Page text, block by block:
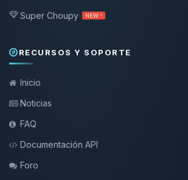
Super Choupy NEW !
RECURSOS Y SOPORTE
Inicio
Noticias
FAQ
Documentación API
Foro